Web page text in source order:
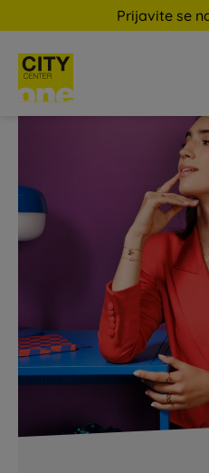
Prijavite se